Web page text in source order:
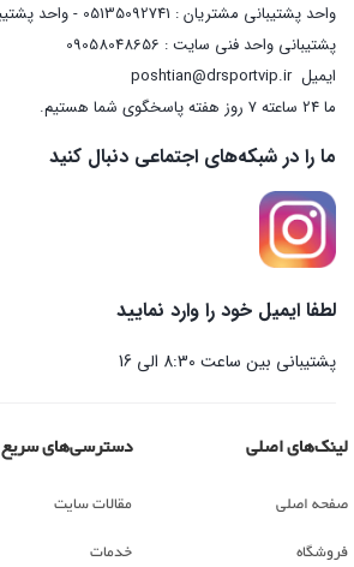
پشتیبانی واحد فنی سایت : 09058048656
ایمیلposhtian@drsportvip.ir
ما 24 ساعته 7 روز هفته پاسخگوی شما هستیم.
ما را در شبکه‌های اجتماعی دنبال کنید
لطفا ایمیل خود را وارد نمایید
پشتیبانی بین ساعت 8:30 الی 16
لینک‌های اصلی
صفحه اصلی
فروشگاه
دسترسی‌های سریع
مقالات سایت
خدمات